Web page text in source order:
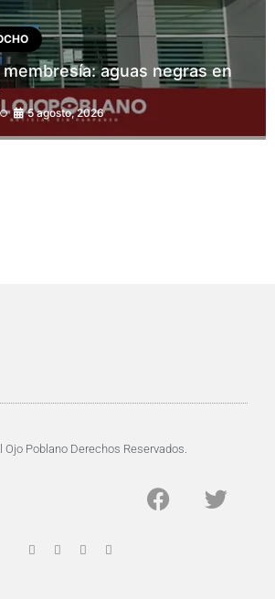
membresía: aguas negras en
5 agosto, 2026
Ojo Poblano Derechos Reservados.